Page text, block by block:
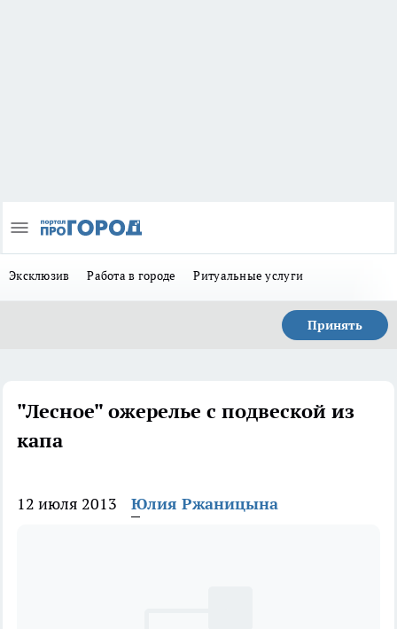
Эксклюзив Работа в городе Ритуальные услуги
Принять
"Лесное" ожерелье с подвеской из
капа
12 июля 2013 Юлия Ржаницына